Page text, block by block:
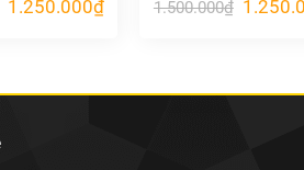
Giá
1.250.000₫Giá
hiện
1.500.000₫ Giá